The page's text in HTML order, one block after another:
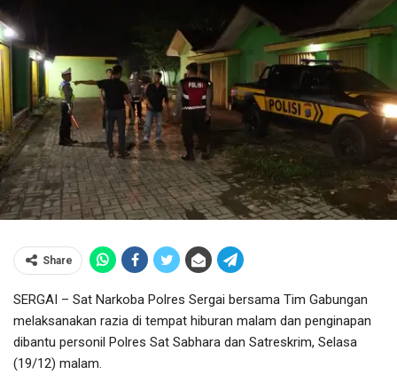
Share
SERGAI – Sat Narkoba Polres Sergai bersama Tim Gabungan
melaksanakan razia di tempat hiburan malam dan penginapan
dibantu personil Polres Sat Sabhara dan Satreskrim, Selasa
(19/12) malam.